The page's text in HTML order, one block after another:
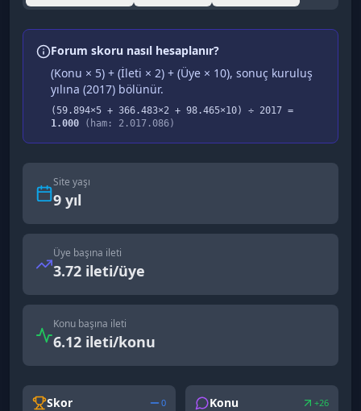
Forum skoru nasıl hesaplanır?
(Konu × 5) + (İleti × 2) + (Üye × 10), sonuç kuruluş
yılına (2017) bölünür.
(59.894×5 + 366.483×2 + 98.465×10) ÷ 2017 =
1.000 (ham: 2.017.086)
Site yaşı
9 yıl
Üye başına ileti
3.72 ileti/üye
Konu başına ileti
6.12 ileti/konu
Skor 0 Konu +26